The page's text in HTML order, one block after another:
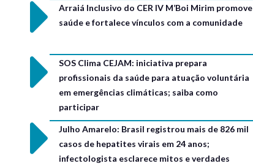
Arraiá Inclusivo do CER IV M’Boi Mirim promove
saúde e fortalece vínculos com a comunidade
SOS Clima CEJAM: iniciativa prepara
profissionais da saúde para atuação voluntária
em emergências climáticas; saiba como
participar
Julho Amarelo: Brasil registrou mais de 826 mil
casos de hepatites virais em 24 anos;
infectologista esclarece mitos e verdades